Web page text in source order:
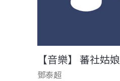
【音樂】 蕃社姑娘
鄧泰超